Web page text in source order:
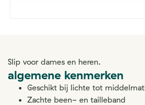
Slip voor dames en heren.
algemene kenmerken
Geschikt bij lichte tot
Zachte been- en tailleband